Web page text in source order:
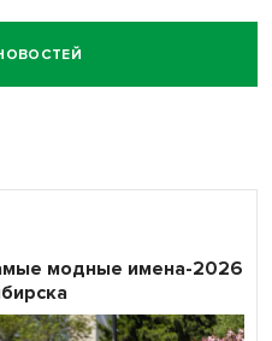
объявляет
модные имена-2026